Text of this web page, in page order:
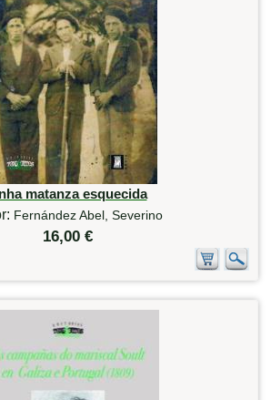
matanza esquecida
Fernández Abel, Severino
16,00 €